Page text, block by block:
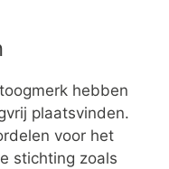
hebben
plaatsvinden.
voor het
stichting zoals